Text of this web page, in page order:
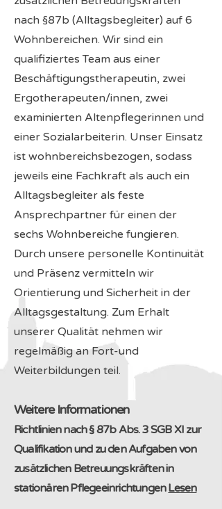
nach §87b (Alltagsbegleiter) auf 6
Wohnbereichen. Wir sind ein
qualifiziertes Team aus einer
Beschäftigungstherapeutin, zwei
Ergotherapeuten/innen, zwei
examinierten Altenpflegerinnen und
einer Sozialarbeiterin. Unser Einsatz
ist wohnbereichsbezogen, sodass
jeweils eine Fachkraft als auch ein
Alltagsbegleiter als feste
Ansprechpartner für einen der
sechs Wohnbereiche fungieren.
Durch unsere personelle Kontinuität
und Präsenz vermitteln wir
Orientierung und Sicherheit in der
Alltagsgestaltung. Zum Erhalt
unserer Qualität nehmen wir
regelmäßig an Fort-und
Weiterbildungen teil.
Weitere Informationen
Richtlinien nach § 87b Abs. 3 SGB XI zur
Qualifikation und zu den Aufgaben von
zusätzlichen Betreuungskräften in
stationären PflegeeinrichtungenLesen